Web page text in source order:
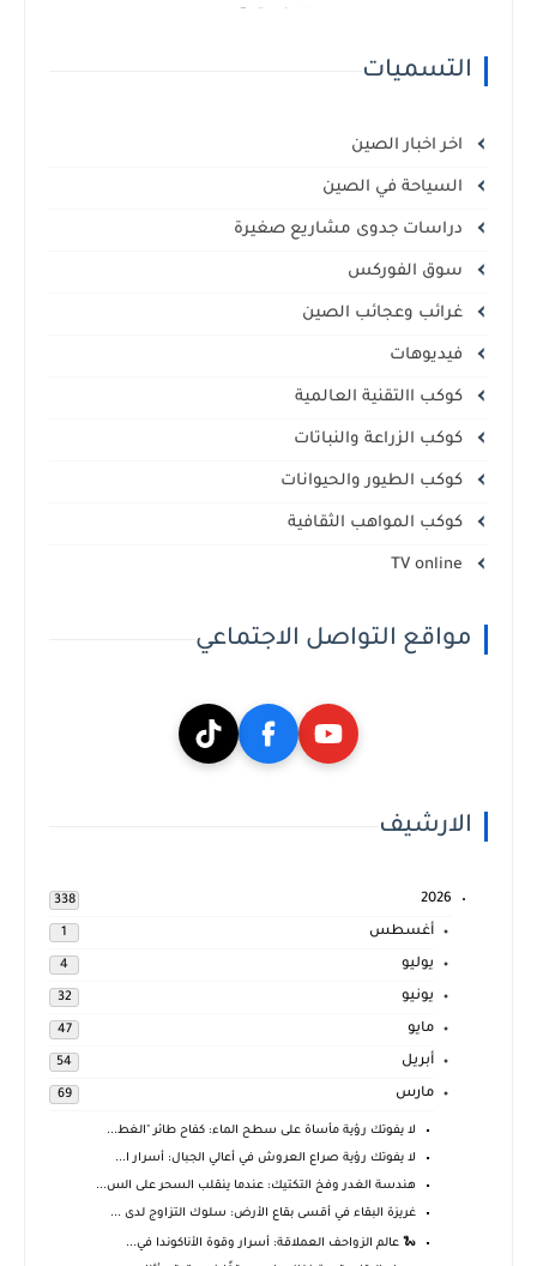
التسميات
اخر اخبار الصين
السياحة في الصين
دراسات جدوى مشاريع صغيرة
سوق الفوركس
غرائب وعجائب الصين
فيديوهات
كوكب االتقنية العالمية
كوكب الزراعة والنباتات
كوكب الطيور والحيوانات
كوكب المواهب الثقافية
مواقع التواصل الاجتماعي
الارشيف
2026
338
أغسطس 1
يوليو 4
يونيو 32
مايو 47
أبريل 54
مارس 69
لا يفوتك رؤية مأساة على سطح الماء: كفاح طائر "الغط...
لا يفوتك رؤية صراع العروش في أعالي الجبال: أسرار ا...
هندسة الغدر وفخ التكتيك: عندما ينقلب السحر على الس...
غريزة البقاء في أقسى بقاع الأرض: سلوك التزاوج لدى ...
🐍 عالم الزواحف العملاقة: أسرار وقوة الأناكوندا في...